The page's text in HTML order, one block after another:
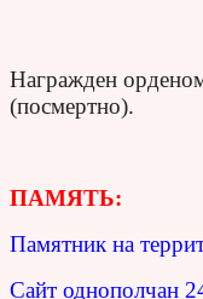
Награжден
(посмертно).
ПАМЯТЬ:
Памятник на
Сайт однополчан